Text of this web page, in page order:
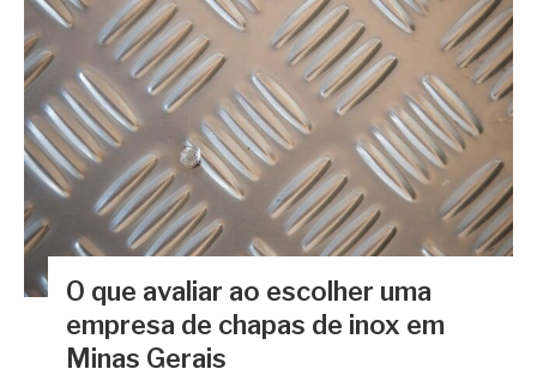
O que avaliar ao escolher uma
empresa de chapas de inox em
Minas Gerais